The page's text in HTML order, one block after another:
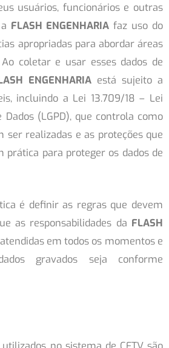
usuários, funcionários e outras
FLASH ENGENHARIAfaz uso do
apropriadas para abordar áreas
coletar e usar esses dados de
ENGENHARIA está sujeito a
incluindo a Lei 13.709/18 – Lei
Dados (LGPD), que controla como
ser realizadas e as proteções que
prática para proteger os dados de
é definir as regras que devem
as responsabilidades da FLASH
em todos os momentos e
gravados seja conforme